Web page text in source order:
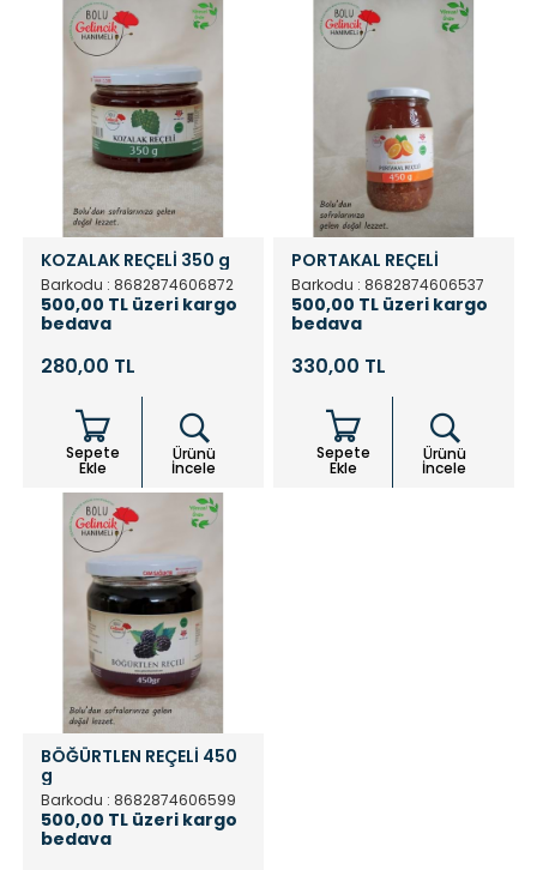
KOZALAK REÇELİ 350 g
Barkodu : 8682874606872
500,00 TL üzeri kargo
bedava
280,00 TL
Sepete
Ekle
Ürünü
İncele
PORTAKAL REÇELİ
Barkodu : 8682874606537
500,00 TL üzeri kargo
bedava
330,00 TL
Sepete
Ekle
Ürünü
İncele
BÖĞÜRTLEN REÇELİ 450
g
Barkodu : 8682874606599
500,00 TL üzeri kargo
bedava